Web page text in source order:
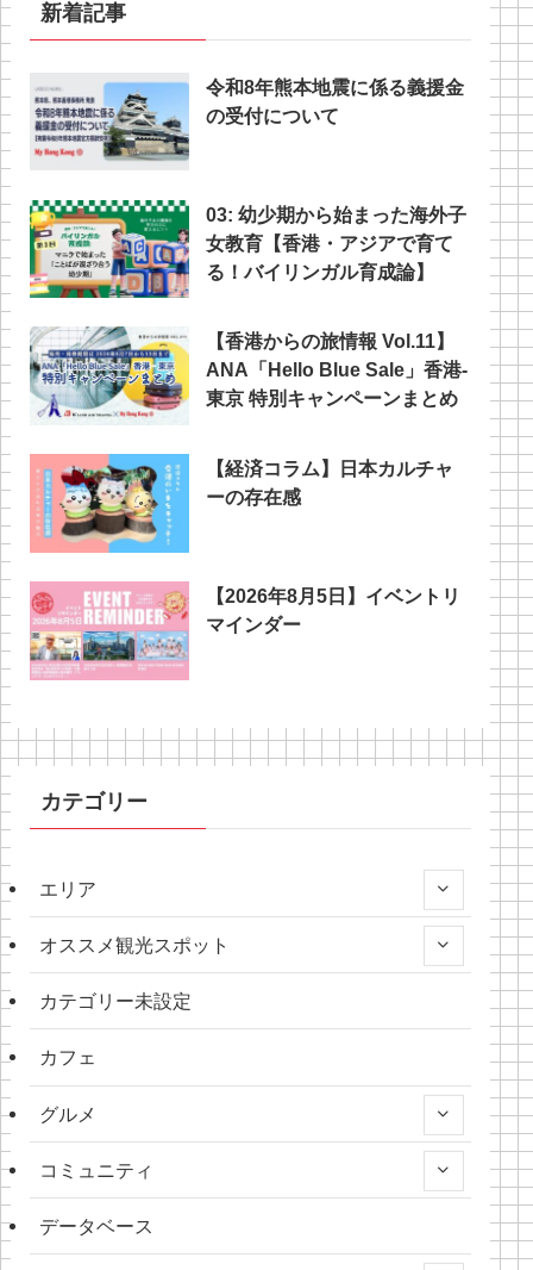
新着記事
令和8年熊本地震に係る義援金
の受付について
03: 幼少期から始まった海外子
女教育【香港・アジアで育て
る！バイリンガル育成論】
【香港からの旅情報 Vol.11】
ANA「Hello Blue Sale」香港‐
東京 特別キャンペーンまとめ
【経済コラム】日本カルチャ
ーの存在感
【2026年8月5日】イベントリ
マインダー
カテゴリー
エリア
オススメ観光スポット
カテゴリー未設定
カフェ
グルメ
コミュニティ
データベース